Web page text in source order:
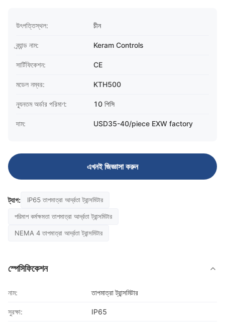
উৎপত্তিস্থল: চীন
ব্র্যান্ড নাম: Keram Controls
সার্টিফিকেশন: CE
মডেল নম্বর: KTH500
ন্যূনতম অর্ডার পরিমাণ: 10 পিসি
দাম: USD35-40/piece EXW factory
এখনই জিজ্ঞাসা করুন
ট্যাগ: IP65 তাপমাত্রা আর্দ্রতা ট্রান্সমিটার
পরিমাপ কর্মক্ষমতা তাপমাত্রা আর্দ্রতা ট্রান্সমিটার
NEMA 4 তাপমাত্রা আর্দ্রতা ট্রান্সমিটার
স্পেসিফিকেশন
নাম: তাপমাত্রা ট্রান্সমিটার
সুরক্ষা: IP65